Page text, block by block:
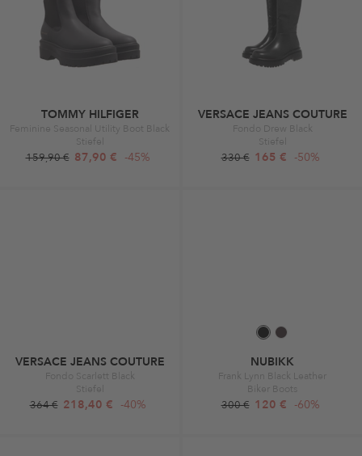
TOMMY HILFIGER
Feminine Seasonal Utility Boot Black
Stiefel
159,90 € 87,90 € -45%
VERSACE JEANS COUTURE
Fondo Drew Black
Stiefel
330 € 165 € -50%
VERSACE JEANS COUTURE
Fondo Scarlett Black
Stiefel
364 € 218,40 € -40%
NUBIKK
Frank Lynn Black Leather
Biker Boots
300 € 120 € -60%